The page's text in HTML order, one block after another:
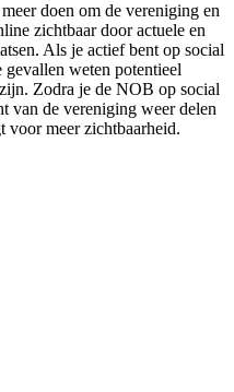
doen om de vereniging en
zichtbaar door actuele en
Als je actief bent op social
weten potentieel
Zodra je de NOB op social
van de vereniging weer delen
meer zichtbaarheid.